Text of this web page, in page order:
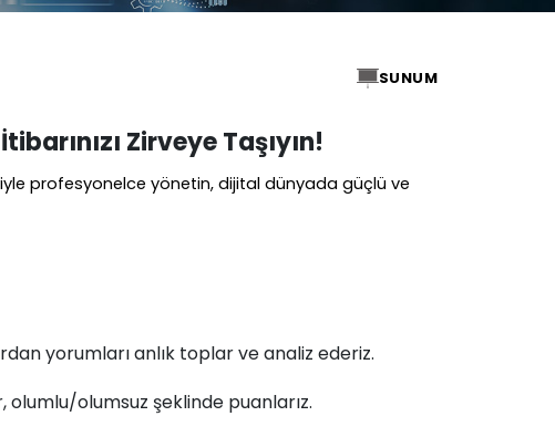
SUNUM
Zirveye Taşıyın!
profesyonelce yönetin, dijital dünyada güçlü ve
yorumları anlık toplar ve analiz ederiz.
olumlu/olumsuz şeklinde puanlarız.